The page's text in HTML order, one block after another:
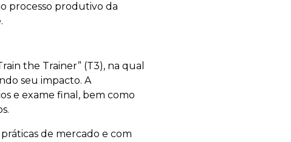
processo produtivo da
the Trainer” (T3), na qual
seu impacto. A
e exame final, bem como
de mercado e com